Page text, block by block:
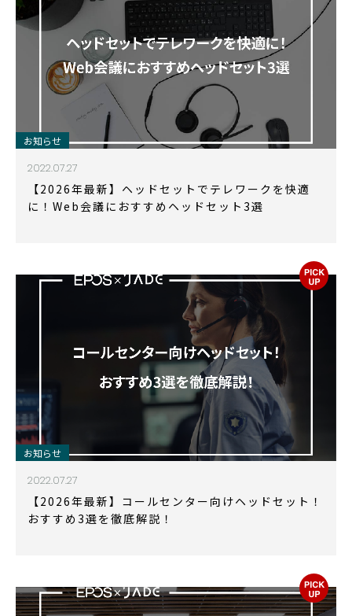
お知らせ
2022.07.27
【2026年最新】ヘッドセットでテレワークを快適
に！Web会議におすすめヘッドセット3選
お知らせ
2022.07.27
【2026年最新】コールセンター向けヘッドセット！
おすすめ3選を徹底解説！